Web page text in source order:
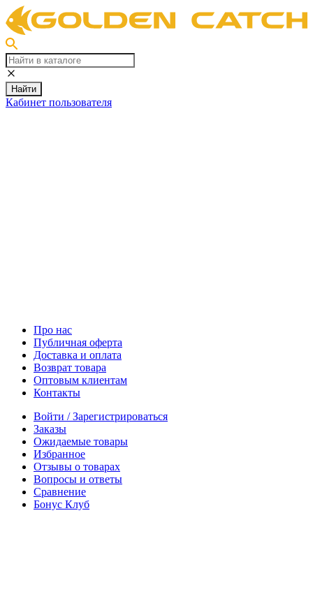
Найти
Кабинет пользователя
Про нас
Публичная оферта
Доставка и оплата
Возврат товара
Оптовым клиентам
Контакты
Войти / Зарегистрироваться
Заказы
Ожидаемые товары
Избранное
Отзывы о товарах
Вопросы и ответы
Сравнение
Бонус Клуб